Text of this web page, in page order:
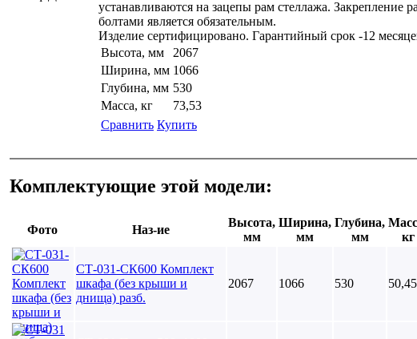
устанавливаются на зацепы рам стеллажа. Закрепление
болтами является обязательным.
Изделие сертифицировано. Гарантийный срок -12
Высота, мм
2067
Ширина, мм 1066
Глубина, мм 530
Масса, кг
73,53
Сравнить Купить
Комплектующие этой модели:
Фото Наз-ие
Высота,
мм
Ширина,
мм
Глубина,
мм
кг
СТ-031-СК600 Комплект
шкафа (без крыши и
днища) разб.
2067 1066 530 50,45